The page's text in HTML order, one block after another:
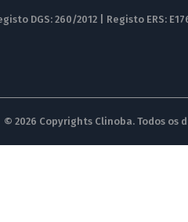
DGS: 260/2012 | Registo ERS:
© 2026 Copyrights Clinoba. Todos os